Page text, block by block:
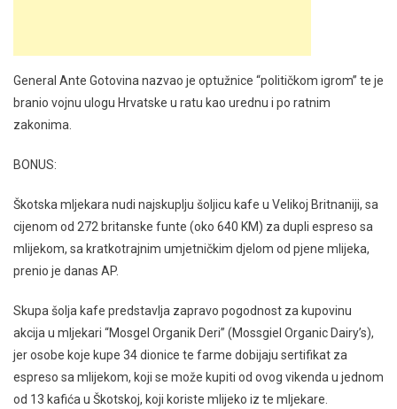
General Ante Gotovina nazvao je optužnice “političkom igrom” te je
branio vojnu ulogu Hrvatske u ratu kao urednu i po ratnim
zakonima.
BONUS:
Škotska mljekara nudi najskuplju šoljicu kafe u Velikoj Britnaniji, sa
cijenom od 272 britanske funte (oko 640 KM) za dupli espreso sa
mlijekom, sa kratkotrajnim umjetničkim djelom od pjene mlijeka,
prenio je danas AP.
Skupa šolja kafe predstavlja zapravo pogodnost za kupovinu
akcija u mljekari “Mosgel Organik Deri” (Mossgiel Organic Dairy’s),
jer osobe koje kupe 34 dionice te farme dobijaju sertifikat za
espreso sa mlijekom, koji se može kupiti od ovog vikenda u jednom
od 13 kafića u Škotskoj, koji koriste mlijeko iz te mljekare.